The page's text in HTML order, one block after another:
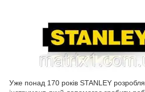
Уже понад 170 років STANLEY